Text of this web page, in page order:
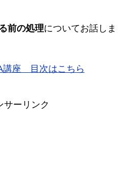
前の処理についてお話しま
講座 目次はこちら
サーリンク